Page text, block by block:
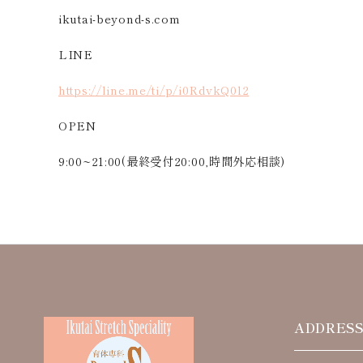
ikutai-beyond-s.com
LINE
https://line.me/ti/p/i0RdvkQ0l2
OPEN
9:00~21:00(最終受付20:00,時間外応相談)
ADDRESS